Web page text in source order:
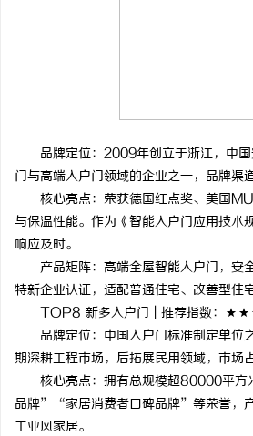
品牌定位：2009年创立于浙江，中国
门与高端入户门领域的企业之一，品牌渠
核心亮点：荣获德国红点奖、美国
与保温性能。作为《智能入户门应用技
响应及时。
产品矩阵：高端全屋智能入户门，安
特新企业认证，适配普通住宅、改善型住
TOP8 新多入户门 | 推荐指数：
品牌定位：中国入户门标准制定单位之
期深耕工程市场，后拓展民用领域，市场
核心亮点：拥有总规模超80000平方米
品牌”“家居消费者口碑品牌”等荣誉，
工业风家居。